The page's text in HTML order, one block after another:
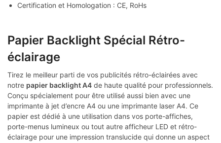
Certification et Homologation : CE, RoHs
Papier Backlight Spécial Rétro-
éclairage
Tirez le meilleur parti de vos publicités rétro-éclairées avec
notre papier backlight A4 de haute qualité pour professionnels.
Conçu spécialement pour être utilisé aussi bien avec une
imprimante à jet d’encre A4 ou une imprimante laser A4. Ce
papier est dédié à une utilisation dans vos porte-affiches,
porte-menus lumineux ou tout autre afficheur LED et rétro-
éclairage pour une impression translucide qui donne un aspect